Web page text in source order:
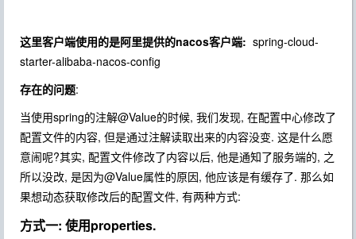
这里客户端使用的是阿里提供的nacos客户端: spring-cloud-
starter-alibaba-nacos-config
存在的问题:
当使用spring的注解@Value的时候, 我们发现, 在配置中心修改了
配置文件的内容, 但是通过注解读取出来的内容没变. 这是什么愿
意闹呢?其实, 配置文件修改了内容以后, 他是通知了服务端的, 之
所以没改, 是因为@Value属性的原因, 他应该是有缓存了. 那么如
果想动态获取修改后的配置文件, 有两种方式:
方式一: 使用properties.